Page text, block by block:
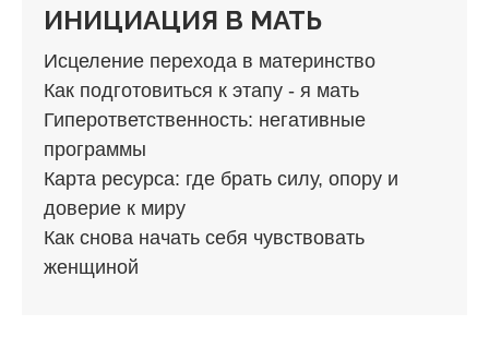
ИНИЦИАЦИЯ В МАТЬ
Исцеление перехода в материнство
Как подготовиться к этапу - я мать
Гиперответственность: негативные
программы
Карта ресурса: где брать силу, опору и
доверие к миру
Как снова начать себя чувствовать
женщиной